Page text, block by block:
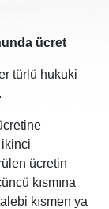
ücret
türlü hukuki
ikinci
ücretin
kısmına
kısmen ya